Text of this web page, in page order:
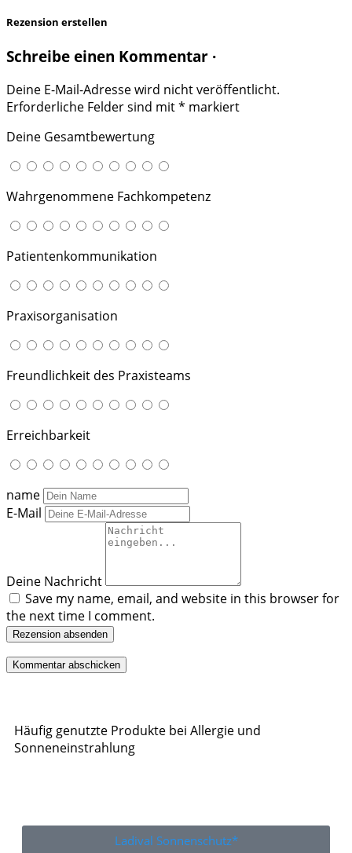
Rezension erstellen
Schreibe einen Kommentar ·
Deine E-Mail-Adresse wird nicht veröffentlicht.
Erforderliche Felder sind mit* markiert
Deine Gesamtbewertung
Wahrgenommene Fachkompetenz
Patientenkommunikation
Praxisorganisation
Freundlichkeit des Praxisteams
Erreichbarkeit
name
E-Mail
Deine Nachricht
Save my name, email, and website in this browser for
the next time I comment.
Rezension absenden
Häufig genutzte Produkte bei Allergie und
Sonneneinstrahlung
Ladival Sonnenschutz*